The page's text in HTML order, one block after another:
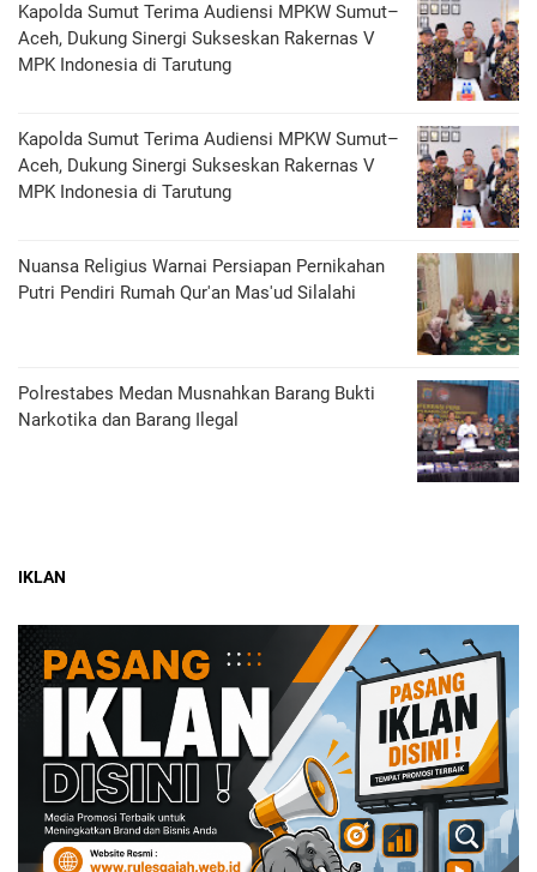
Kapolda Sumut Terima Audiensi MPKW Sumut–
Aceh, Dukung Sinergi Sukseskan Rakernas V
MPK Indonesia di Tarutung
Kapolda Sumut Terima Audiensi MPKW Sumut–
Aceh, Dukung Sinergi Sukseskan Rakernas V
MPK Indonesia di Tarutung
Nuansa Religius Warnai Persiapan Pernikahan
Putri Pendiri Rumah Qur'an Mas'ud Silalahi
Polrestabes Medan Musnahkan Barang Bukti
Narkotika dan Barang Ilegal
IKLAN